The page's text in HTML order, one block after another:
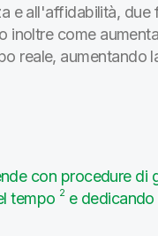
e all'affidabilità,
come
reale, aumentando
con procedure di
tempo 2e dedicando